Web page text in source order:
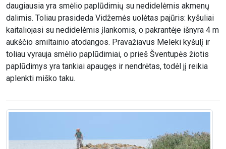
daugiausia yra smėlio paplūdimių su nedidelėmis akmenų
dalimis. Toliau prasideda Vidžemės uolėtas pajūris: kyšuliai
kaitaliojasi su nedidelėmis įlankomis, o pakrantėje išnyra 4 m
aukščio smiltainio atodangos. Pravažiavus Meleki kyšulį ir
toliau vyrauja smėlio paplūdimiai, o prieš Šventupės žiotis
paplūdimys yra tankiai apaugęs ir nendrėtas, todėl jį reikia
aplenkti miško taku.